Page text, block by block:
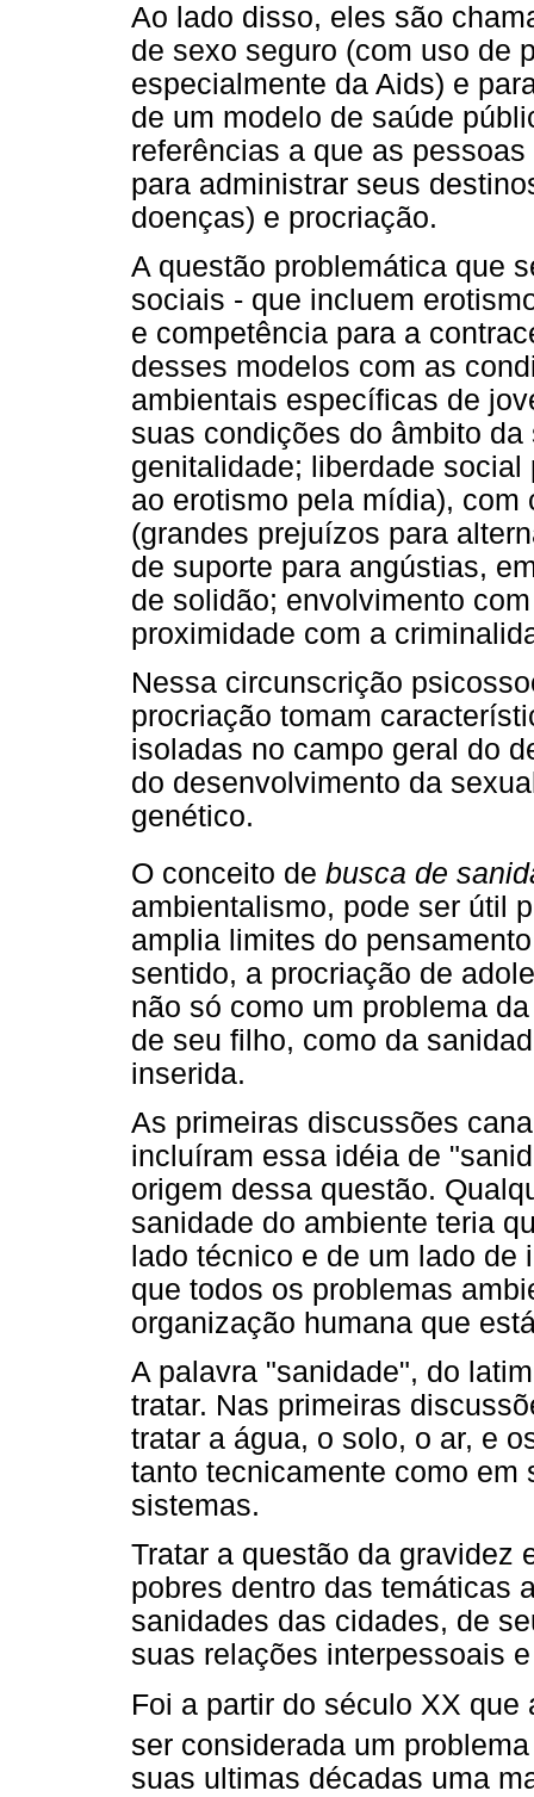
Ao lado disso, eles são
de sexo seguro (com uso de
especialmente da Aids) e
de um modelo de saúde
referências a que as
para administrar seus
doenças) e procriação.
A questão problemática que
sociais - que incluem
e competência para a
desses modelos com as
ambientais específicas de
suas condições do âmbito
genitalidade; liberdade
ao erotismo pela mídia),
(grandes prejuízos para
de suporte para angústias,
de solidão; envolvimento
proximidade com a
Nessa circunscrição
procriação tomam
isoladas no campo geral do
do desenvolvimento da
genético.
O conceito de busca de
ambientalismo, pode ser útil
amplia limites do
sentido, a procriação de
não só como um problema
de seu filho, como da
inserida.
As primeiras discussões
incluíram essa idéia de
origem dessa questão.
sanidade do ambiente teria
lado técnico e de um lado
que todos os problemas
organização humana que
A palavra "sanidade", do
tratar. Nas primeiras
tratar a água, o solo, o ar, e
tanto tecnicamente como em
sistemas.
Tratar a questão da gravidez
pobres dentro das temáticas
sanidades das cidades, de
suas relações interpessoais
Foi a partir do século XX
ser considerada um
suas ultimas décadas uma